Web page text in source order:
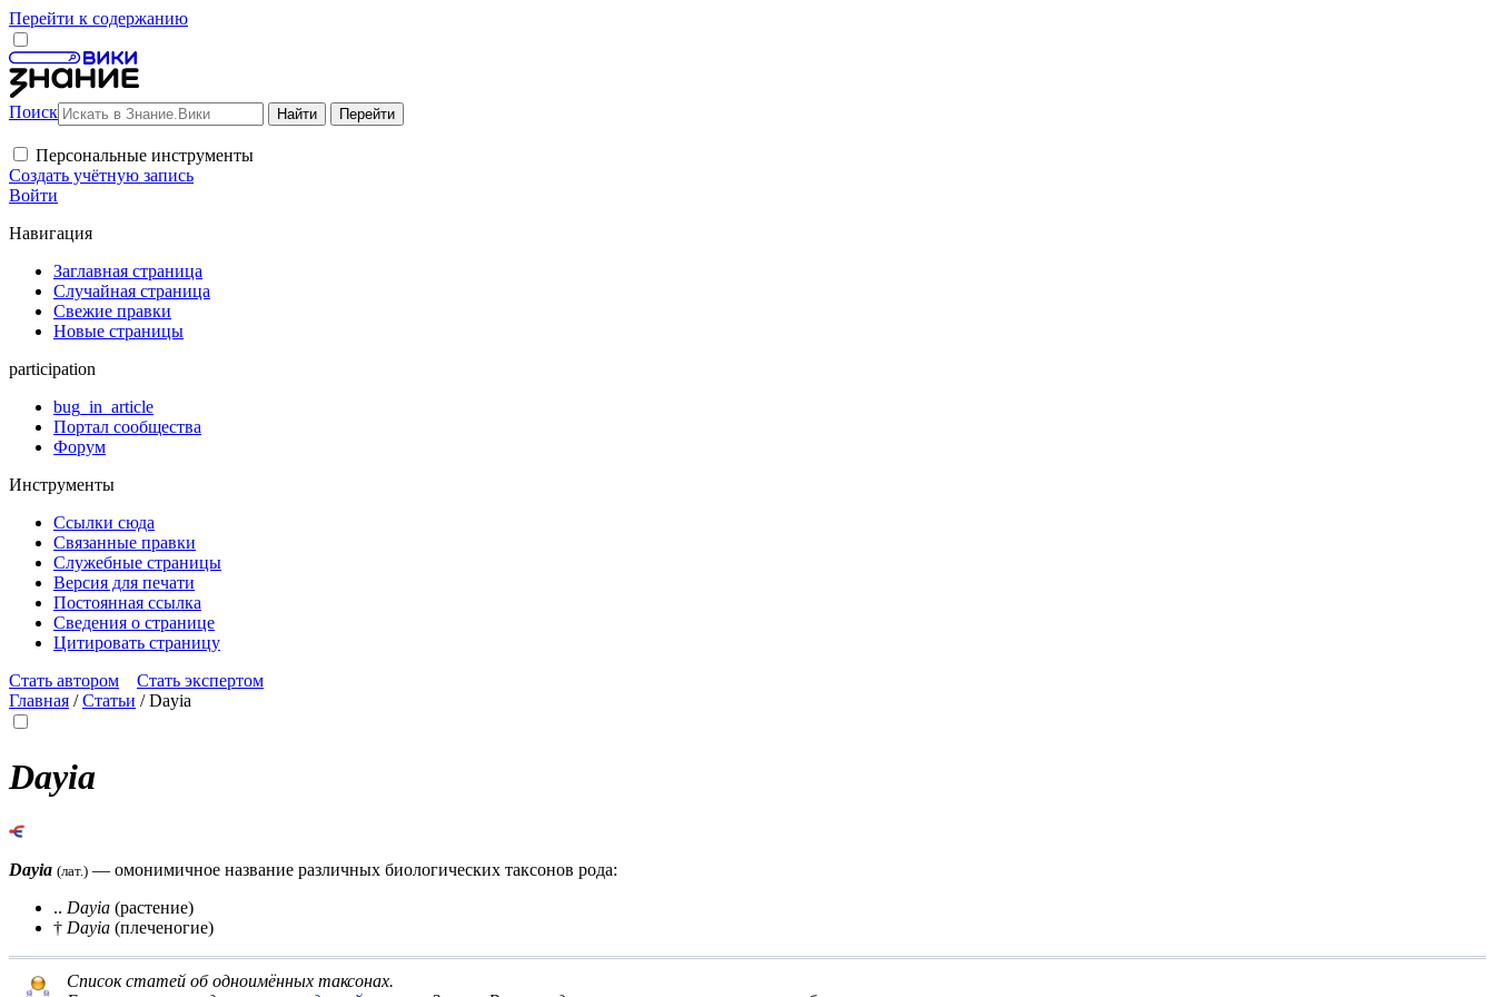
Перейти к содержанию
Поиск
Персональные инструменты
Создать учётную запись
Войти
Навигация
Заглавная страница
Случайная страница
Свежие правки
Новые страницы
participation
bug_in_article
Портал сообщества
Форум
Инструменты
Ссылки сюда
Связанные правки
Служебные страницы
Версия для печати
Постоянная ссылка
Сведения о странице
Цитировать страницу
Стать автором
Стать экспертом
Главная /Статьи /Dayia
Dayia
Dayia (лат.) — омонимичное название различных биологических таксонов рода:
.. Dayia (растение)
† Dayia (плеченогие)
Список статей об одноимённых таксонах.